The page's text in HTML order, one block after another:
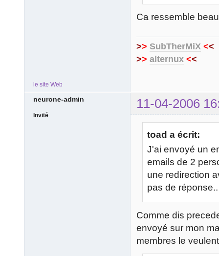
Ca ressemble
>> SubTherMiX <<
>> alternux <<
le site Web
neurone-admin 11-04-2006
Invité
toad a écrit:
J'ai envoyé un
emails de 2
une redirection
pas de
Comme dis
envoyé sur mon
membres le